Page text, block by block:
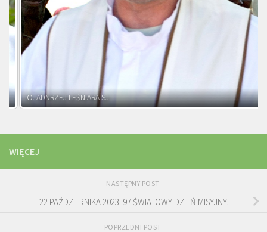
O. ADNRZEJ LEŚNIARA SJ
WIĘCEJ
NASTĘPNY POST
22 PAŹDZIERNIKA 2023. 97 ŚWIATOWY DZIEŃ MISYJNY.
POPRZEDNI POST